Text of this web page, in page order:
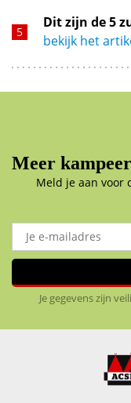
Dit zijn de 5
bekijk het
Meer
Meld je aan voor
Je gegevens zijn